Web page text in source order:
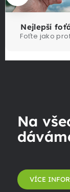
Nejlepší
Foťte jako
Na
VÍCE